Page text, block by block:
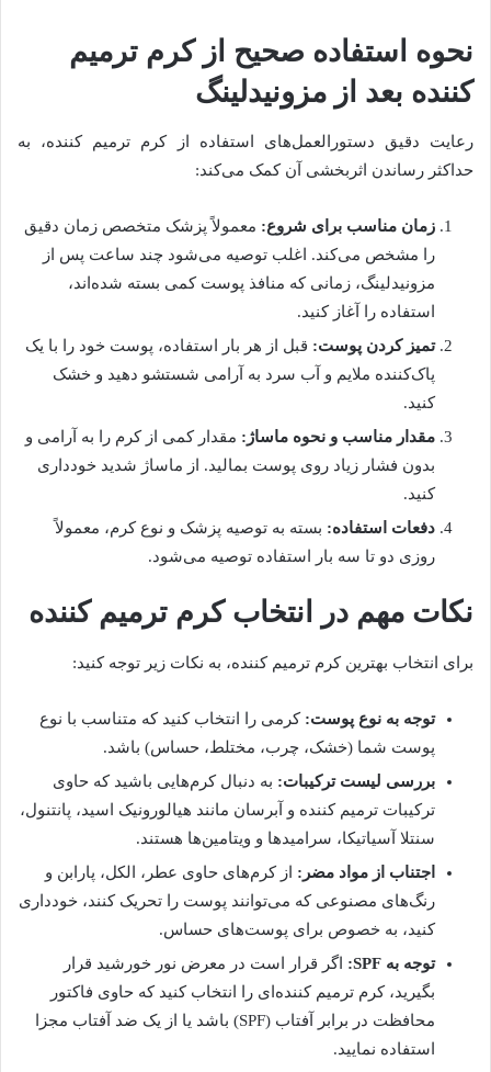
نحوه استفاده صحیح از کرم ترمیم
کننده بعد از مزونیدلینگ
رعایت دقیق دستورالعمل‌های استفاده از کرم ترمیم کننده، به
حداکثر رساندن اثربخشی آن کمک می‌کند:
زمان مناسب برای شروع: معمولاً پزشک متخصص زمان دقیق
را مشخص می‌کند. اغلب توصیه می‌شود چند ساعت پس از
مزونیدلینگ، زمانی که منافذ پوست کمی بسته شده‌اند،
استفاده را آغاز کنید.
تمیز کردن پوست: قبل از هر بار استفاده، پوست خود را با یک
پاک‌کننده ملایم و آب سرد به آرامی شستشو دهید و خشک
کنید.
مقدار مناسب و نحوه ماساژ: مقدار کمی از کرم را به آرامی و
بدون فشار زیاد روی پوست بمالید. از ماساژ شدید خودداری
کنید.
دفعات استفاده: بسته به توصیه پزشک و نوع کرم، معمولاً
روزی دو تا سه بار استفاده توصیه می‌شود.
نکات مهم در انتخاب کرم ترمیم کننده
برای انتخاب بهترین کرم ترمیم کننده، به نکات زیر توجه کنید:
توجه به نوع پوست: کرمی را انتخاب کنید که متناسب با نوع
پوست شما (خشک، چرب، مختلط، حساس) باشد.
بررسی لیست ترکیبات: به دنبال کرم‌هایی باشید که حاوی
ترکیبات ترمیم کننده و آبرسان مانند هیالورونیک اسید، پانتنول،
سنتلا آسیاتیکا، سرامیدها و ویتامین‌ها هستند.
اجتناب از مواد مضر: از کرم‌های حاوی عطر، الکل، پارابن و
رنگ‌های مصنوعی که می‌توانند پوست را تحریک کنند، خودداری
کنید، به خصوص برای پوست‌های حساس.
توجه به SPF:
اگر قرار است در معرض نور خورشید قرار
بگیرید، کرم ترمیم کننده‌ای را انتخاب کنید که حاوی فاکتور
محافظت در برابر آفتاب (SPF) باشد یا از یک ضد آفتاب مجزا
استفاده نمایید.